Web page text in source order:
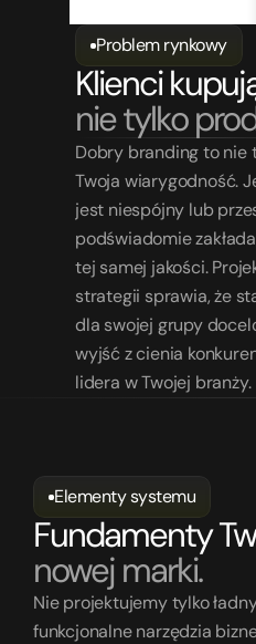
Problem rynkowy
nie tylko
Dobry branding to nie
Twoja wiarygodność.
jest niespójny lub
podświadomie
tej samej jakości.
strategii sprawia, że
dla swojej grupy
wyjść z cienia
lidera w Twojej branży.
Elementy systemu
Fundamenty
nowej marki.
Nie projektujemy tylko
funkcjonalne narzędzia